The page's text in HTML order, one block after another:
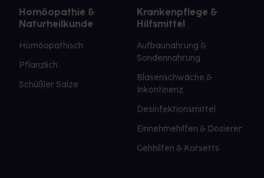
Homöopathie &
Naturheilkunde
Homöopathisch
Pflanzlich
Schüßler Salze
Krankenpflege &
Hilfsmittel
Aufbaunahrung &
Sondennahrung
Blasenschwäche &
Inkontinenz
Desinfektionsmittel
Einnehmehilfen & Dosierer
Gehhilfen & Korsetts